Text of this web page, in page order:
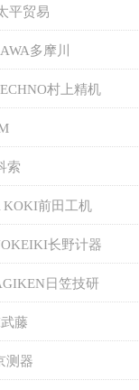
平贸易
多摩川
村上精机
索
KOKI前田工机
长野计器
日笠技研
藤
测器